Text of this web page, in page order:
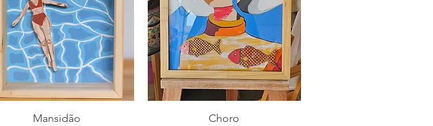
Mansidão Choro